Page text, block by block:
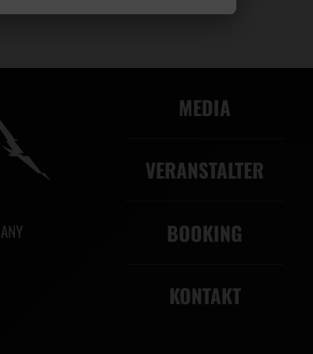
MEDIA
VERANSTALTER
BOOKING
KONTAKT